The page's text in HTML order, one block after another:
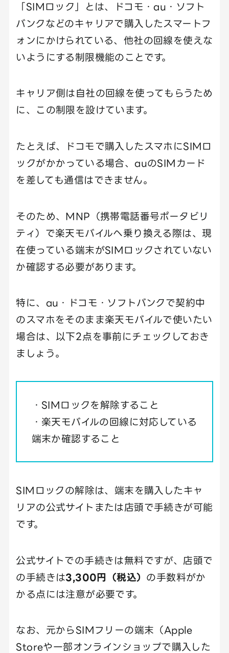
「SIMロック」とは、ドコモ・au・ソフト
バンクなどのキャリアで購入したスマートフ
ォンにかけられている、他社の回線を使えな
いようにする制限機能のことです。
キャリア側は自社の回線を使ってもらうため
に、この制限を設けています。
たとえば、ドコモで購入したスマホにSIMロ
ックがかかっている場合、auのSIMカード
を差しても通信はできません。
そのため、MNP（携帯電話番号ポータビリ
ティ）で楽天モバイルへ乗り換える際は、現
在使っている端末がSIMロックされていない
か確認する必要があります。
特に、au・ドコモ・ソフトバンクで契約中
のスマホをそのまま楽天モバイルで使いたい
場合は、以下2点を事前にチェックしておき
ましょう。
・SIMロックを解除すること
・楽天モバイルの回線に対応している
端末か確認すること
SIMロックの解除は、端末を購入したキャ
リアの公式サイトまたは店頭で手続きが可能
です。
公式サイトでの手続きは無料ですが、店頭で
の手続きは3,300円（税込） の手数料がか
かる点には注意が必要です。
なお、元からSIMフリーの端末（Apple
Storeや一部オンラインショップで購入した